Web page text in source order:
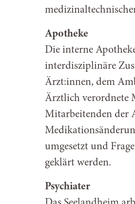
Apotheke
Die interne
interdisziplinäre
Ärzt:innen, dem
Ärztlich verordnete
Mitarbeitenden der
umgesetzt und
geklärt werden.
Psychiater